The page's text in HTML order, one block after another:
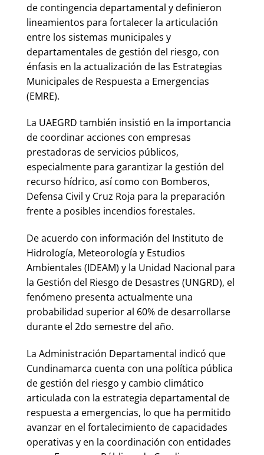
de contingencia departamental y definieron
lineamientos para fortalecer la articulación
entre los sistemas municipales y
departamentales de gestión del riesgo, con
énfasis en la actualización de las Estrategias
Municipales de Respuesta a Emergencias
(EMRE).
La UAEGRD también insistió en la importancia
de coordinar acciones con empresas
prestadoras de servicios públicos,
especialmente para garantizar la gestión del
recurso hídrico, así como con Bomberos,
Defensa Civil y Cruz Roja para la preparación
frente a posibles incendios forestales.
De acuerdo con información del Instituto de
Hidrología, Meteorología y Estudios
Ambientales (IDEAM) y la Unidad Nacional para
la Gestión del Riesgo de Desastres (UNGRD), el
fenómeno presenta actualmente una
probabilidad superior al 60% de desarrollarse
durante el 2do semestre del año.
La Administración Departamental indicó que
Cundinamarca cuenta con una política pública
de gestión del riesgo y cambio climático
articulada con la estrategia departamental de
respuesta a emergencias, lo que ha permitido
avanzar en el fortalecimiento de capacidades
operativas y en la coordinación con entidades